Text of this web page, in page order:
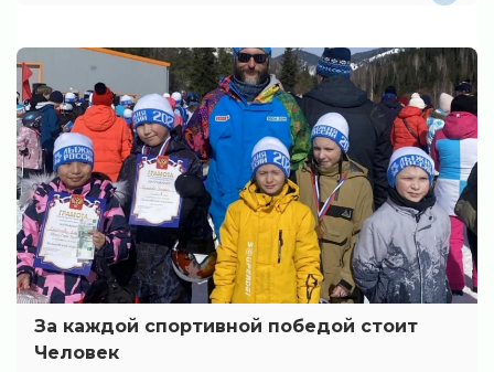
За каждой спортивной победой стоит
Человек